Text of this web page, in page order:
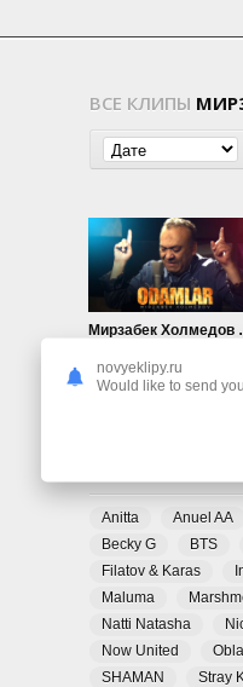
ВСЕ КЛИПЫ
Anitta Anuel AA
Becky G
BTS
Filatov & Karas
Maluma
Natti Natasha
Now United
SHAMAN
Stray
novyeklipy.ru
Would like to send